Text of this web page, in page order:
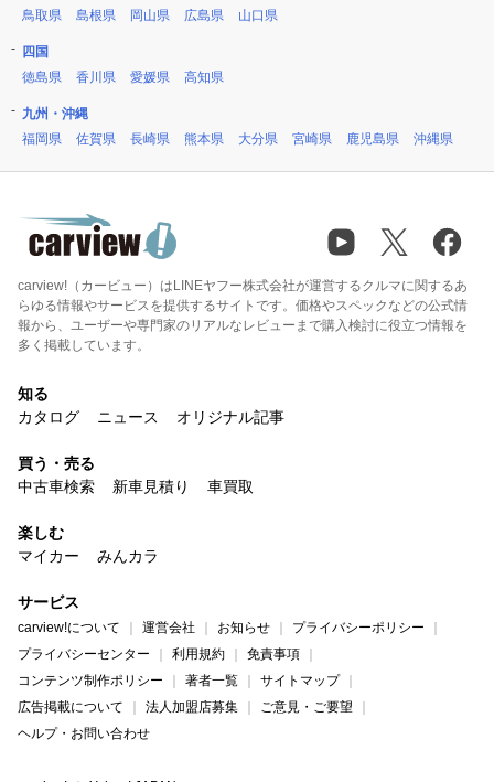
鳥取県
島根県 岡山県 広島県 山口県
四国
徳島県
香川県 愛媛県 高知県
九州・沖縄
福岡県
佐賀県 長崎県 熊本県 大分県 宮崎県 鹿児島県 沖縄県
carview!（カービュー）はLINEヤフー株式会社が運営するクルマに関するあ
らゆる情報やサービスを提供するサイトです。価格やスペックなどの公式情
報から、ユーザーや専門家のリアルなレビューまで購入検討に役立つ情報を
多く掲載しています。
知る
カタログ
ニュース オリジナル記事
買う・売る
中古車検索
新車見積り 車買取
楽しむ
マイカー
みんカラ
サービス
carview!について 運営会社 お知らせ
プライバシーポリシー
プライバシーセンター
利用規約
免責事項
コンテンツ制作ポリシー
著者一覧
サイトマップ
広告掲載について
法人加盟店募集
ご意見・ご要望
ヘルプ・お問い合わせ